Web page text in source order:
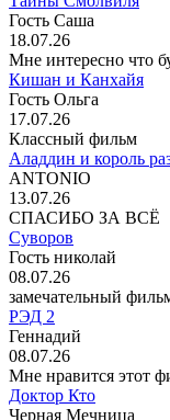
Гость Саша
18.07.26
Мне интересно что
Кишан и Канхайя
Гость Ольга
17.07.26
Классный фильм
Аладдин и король
ANTONIO
13.07.26
СПАСИБО ЗА ВСЁ
Суворов
Гость николай
08.07.26
замечательный
РЭД 2
Геннадий
08.07.26
Мне нравится этот
Доктор Кто
Черная Мечница